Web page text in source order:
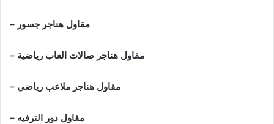
– مقاول هناجر جسور
– مقاول هناجر صالات العاب رياضية
– مقاول هناجر ملاعب رياضي
– مقاول دور الترفيه